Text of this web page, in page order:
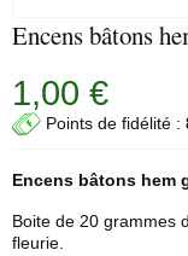
Encens bâtons
1,00 €
Points de fidélité :
Encens bâtons hem
Boite de 20 grammes
fleurie.